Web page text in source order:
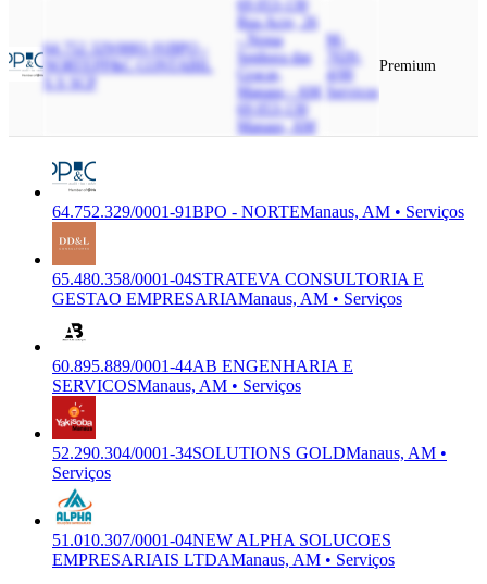
64.752.329/0001-91BPO -
PP&C CONTABIL
69.053-130
Rua Acre, 26
- Nossa
Senhora das
Gracas,
Manaus - AM,
Manaus, AM
M-
7020-
4/00
Serviços
Premium
64.752.329/0001-91BPO - NORTEManaus, AM • Serviços
65.480.358/0001-04STRATEVA CONSULTORIA E
GESTAO EMPRESARIAManaus, AM • Serviços
60.895.889/0001-44AB ENGENHARIA E
SERVICOSManaus, AM • Serviços
52.290.304/0001-34SOLUTIONS GOLDManaus, AM •
Serviços
51.010.307/0001-04NEW ALPHA SOLUCOES
EMPRESARIAIS LTDAManaus, AM • Serviços